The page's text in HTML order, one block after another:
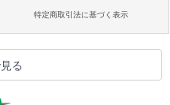
特定商取引法に基づく表示
る